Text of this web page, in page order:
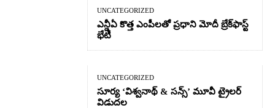
UNCATEGORIZED
ఎన్డీఏ కొత్త ఎంపీలతో ప్రధాని మోదీ బ్రేక్‌ఫాస్ట్
భేటీ
UNCATEGORIZED
సూర్య ‘విశ్వనాథ్ & సన్స్’ మూవీ ట్రైలర్
విడుదల